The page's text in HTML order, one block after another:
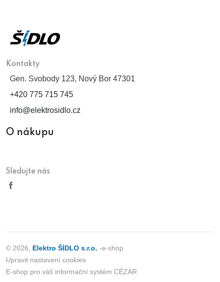
Kontakty
Gen. Svobody 123, Nový Bor 47301
+420 775 715 745
info@elektrosidlo.cz
O nákupu
Sledujte nás
© 2026, Elektro ŠÍDLO s.r.o. -e-shop
Upravit nastavení cookies
E-shop pro váš informační systém CÉZAR